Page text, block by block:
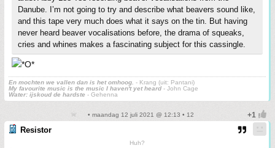
Danube. I’m not going to try and describe what beavers sound like,
and this tape very much does what it says on the tin. But having
never heard beaver vocalisations before, the drama of squeaks,
cries and whines makes a fascinating subject for this cassingle.
En mochten we vallen dan is het omhoog. - Krang (uit: Pantani)
My favourite music is the music I haven't yet heard - John Cage
Water: ijskoud de hardste - Gehenna
• maandag 12 juli 2021 @ 12:13 • 12
Resistor
Huh?